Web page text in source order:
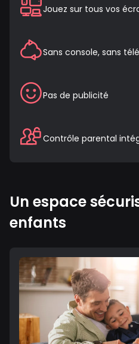
Jouez sur tous vos
Sans console, sans
Pas de publicité
Contrôle parental
Un espace
enfants